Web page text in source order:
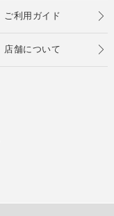
ご利用ガイド
店舗について